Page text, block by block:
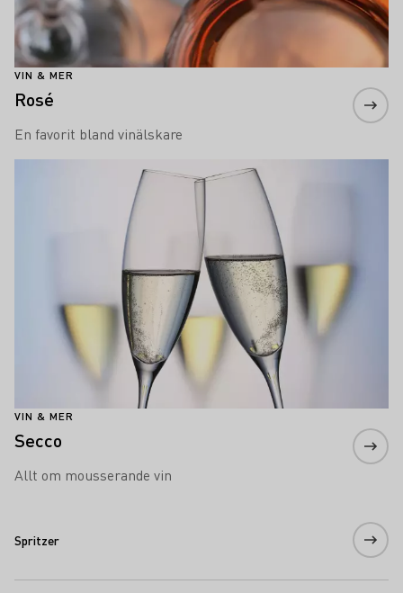
VIN & MER
Rosé
En favorit bland vinälskare
VIN & MER
Secco
Allt om mousserande vin
Spritzer